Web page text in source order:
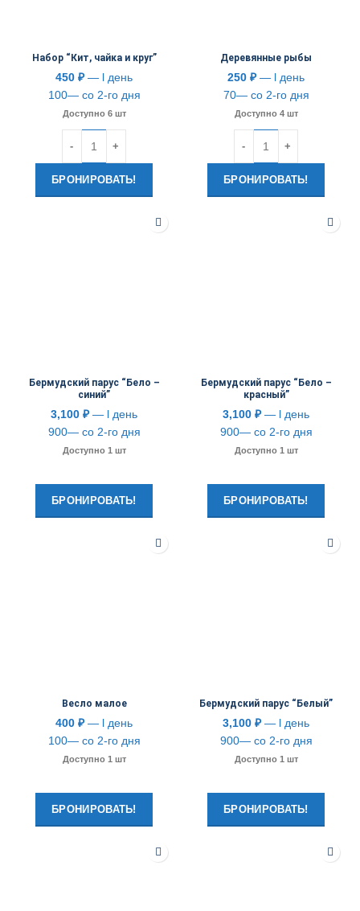
Набор “Кит, чайка и круг”
450 ₽— l день
100— со 2-го дня
Доступно 6 шт
БРОНИРОВАТЬ!
Деревянные рыбы
250 ₽— l день
70— со 2-го дня
Доступно 4 шт
БРОНИРОВАТЬ!
Бермудский парус “Бело –
синий”
3,100 ₽— l день
900— со 2-го дня
Доступно 1 шт
БРОНИРОВАТЬ!
Бермудский парус “Бело –
красный”
3,100 ₽— l день
900— со 2-го дня
Доступно 1 шт
БРОНИРОВАТЬ!
Весло малое
400 ₽— l день
100— со 2-го дня
Доступно 1 шт
БРОНИРОВАТЬ!
Бермудский парус “Белый”
3,100 ₽— l день
900— со 2-го дня
Доступно 1 шт
БРОНИРОВАТЬ!